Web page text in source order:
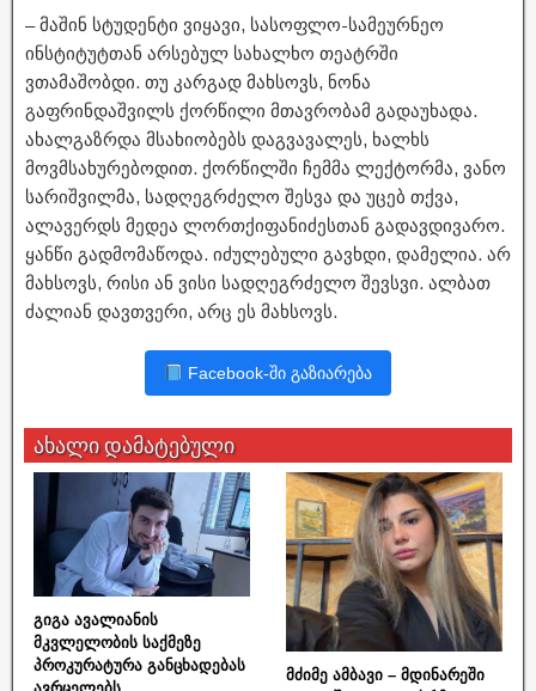
– მაშინ სტუდენტი ვიყავი, სასოფლო-სამეურნეო
ინსტიტუტთან არსებულ სახალხო თეატრში
ვთამაშობდი. თუ კარგად მახსოვს, ნონა
გაფრინდაშვილს ქორწილი მთავრობამ გადაუხადა.
ახალგაზრდა მსახიობებს დაგვავალეს, ხალხს
მოვმსახურებოდით. ქორწილში ჩემმა ლექტორმა, ვანო
სარიშვილმა, სადღეგრძელო შესვა და უცებ თქვა,
ალავერდს მედეა ლორთქიფანიძესთან გადავდივარო.
ყანწი გადმომაწოდა. იძულებული გავხდი, დამელია. არ
მახსოვს, რისი ან ვისი სადღეგრძელო შევსვი. ალბათ
ძალიან დავთვერი, არც ეს მახსოვს.
Facebook-ში გაზიარება
ახალი დამატებული
გიგა ავალიანის
მკვლელობის საქმეზე
პროკურატურა განცხადებას
მძიმე ამბავი – მდინარეში